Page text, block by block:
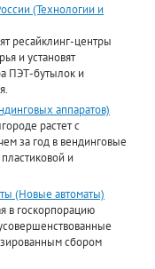
(Технологии и
ресайклинг-центры
и установят
ПЭТ-бутылок и
аппаратов)
растет с
за год в вендинговые
и
(Новые автоматы)
в госкорпорацию
сбором